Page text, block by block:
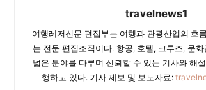
travelnews1
여행레저신문 편집부는 여행과 관광산업의 흐
는 전문 편집조직이다. 항공, 호텔, 크루즈, 문
넓은 분야를 다루며 신뢰할 수 있는 기사와 해
행하고 있다. 기사 제보 및 보도자료: